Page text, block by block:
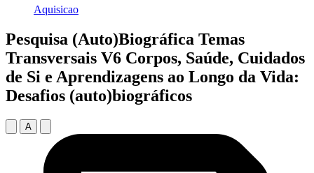
Aquisicao
Pesquisa (Auto)Biográfica Temas
Transversais V6 Corpos, Saúde, Cuidados
de Si e Aprendizagens ao Longo da Vida:
Desafios (auto)biográficos
A